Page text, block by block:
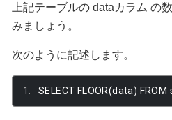
上記テーブルの dataカラム の
みましょう。
次のように記述します。
SELECT FLOOR(data)